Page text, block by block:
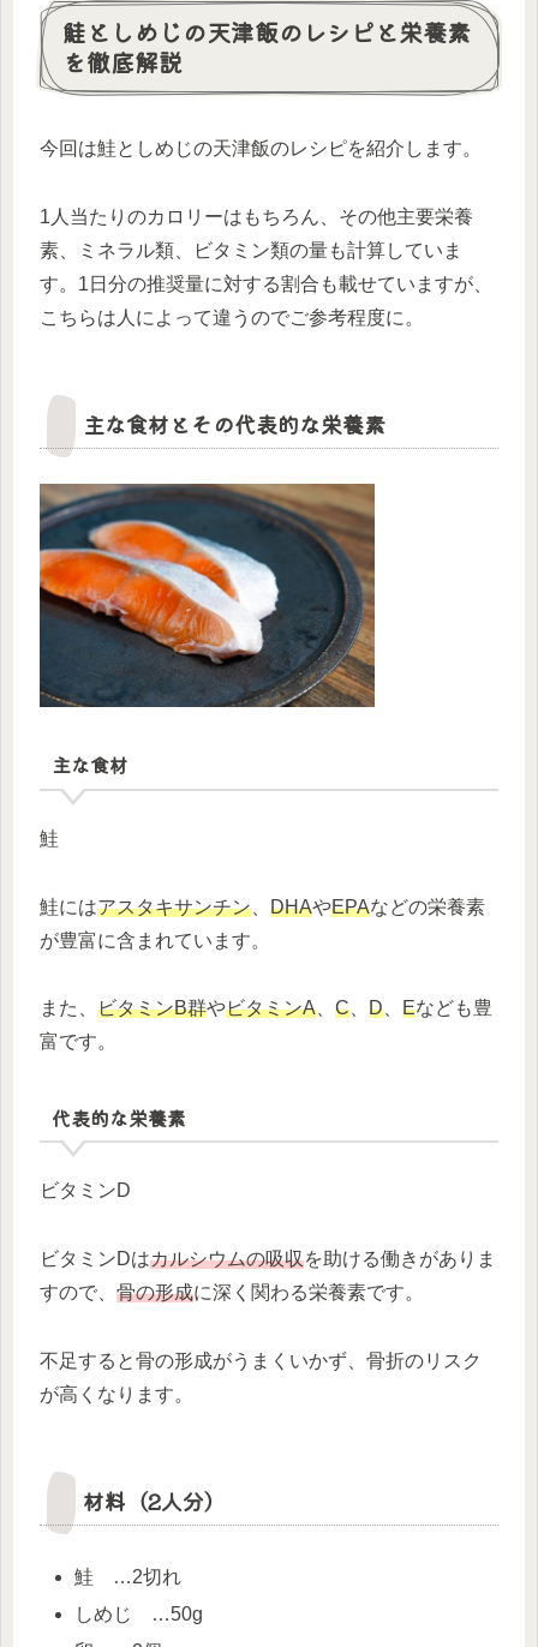
鮭としめじの天津飯のレシピと栄養素
を徹底解説
今回は鮭としめじの天津飯のレシピを紹介します。
1人当たりのカロリーはもちろん、その他主要栄養
素、ミネラル類、ビタミン類の量も計算していま
す。1日分の推奨量に対する割合も載せていますが、
こちらは人によって違うのでご参考程度に。
主な食材とその代表的な栄養素
主な食材
鮭
鮭にはアスタキサンチン DHAやEPAなどの栄養素
が豊富に含まれています。
また、 ビタミンB群やビタミンA、 C、 D、 Eなども豊
富です。
代表的な栄養素
ビタミンD
ビタミンDはカルシウムの吸収を助ける働きがありま
すので、 骨の形成に深く関わる栄養素です。
不足すると骨の形成がうまくいかず、骨折のリスク
が高くなります。
材料（2人分）
鮭 …2切れ
しめじ …50g